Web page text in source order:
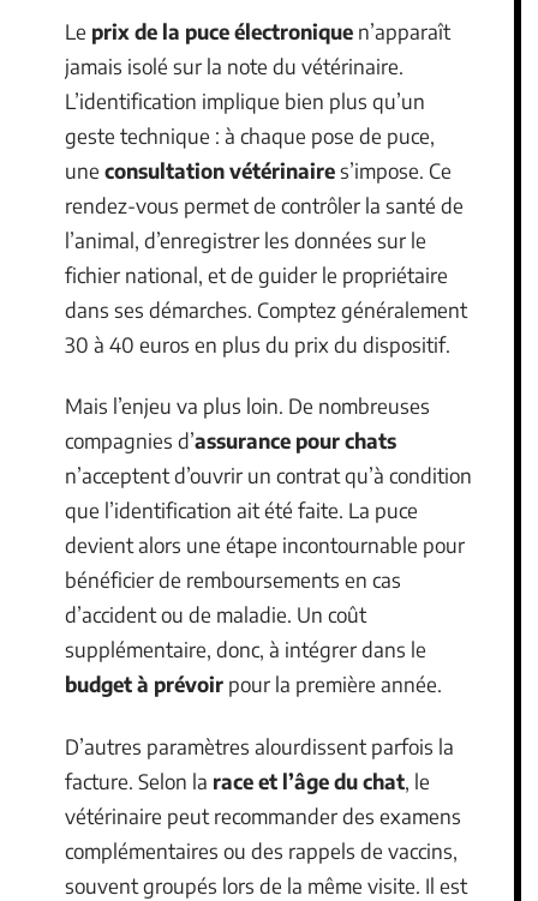
Le prix de la puce électronique n’apparaît
jamais isolé sur la note du vétérinaire.
L’identification implique bien plus qu’un
geste technique : à chaque pose de puce,
une consultation vétérinaires’impose. Ce
rendez-vous permet de contrôler la santé de
l’animal, d’enregistrer les données sur le
fichier national, et de guider le propriétaire
dans ses démarches. Comptez généralement
30 à 40 euros en plus du prix du dispositif.
Mais l’enjeu va plus loin. De nombreuses
compagnies d’assurance pour chats
n’acceptent d’ouvrir un contrat qu’à condition
que l’identification ait été faite. La puce
devient alors une étape incontournable pour
bénéficier de remboursements en cas
d’accident ou de maladie. Un coût
supplémentaire, donc, à intégrer dans le
budget à prévoir pour la première année.
D’autres paramètres alourdissent parfois la
facture. Selon la race et l’âge du chat, le
vétérinaire peut recommander des examens
complémentaires ou des rappels de vaccins,
souvent groupés lors de la même visite. Il est